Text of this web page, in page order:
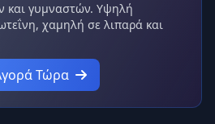
και γυμναστών. Υψηλή
χαμηλή σε λιπαρά και
Τώρα